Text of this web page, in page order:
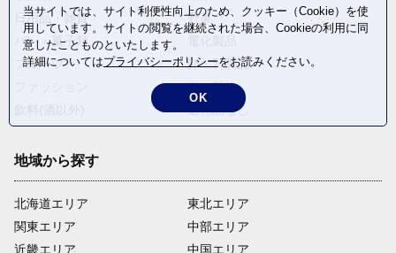
日用品・雑貨
野菜
パン・菓子類
フルーツ
卵・乳製品
米・穀物
返礼品なし
地域から探す
北海道エリア
関東エリア
近畿エリア
東北エリア
中部エリア
中国エリア
当サイトでは、サイト利便性向上のため、クッキー（Cookie）を使
用しています。サイトの閲覧を継続された場合、Cookieの利用に同
意したことものといたします。
詳細についてはプライバシーポリシーをお読みください。
OK